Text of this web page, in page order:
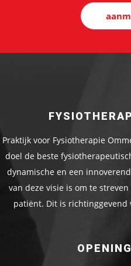
Praktijk voor Fysiotherapie
doel de beste
dynamische en een
van deze visie is om te
patiënt. Dit is richtinggevend